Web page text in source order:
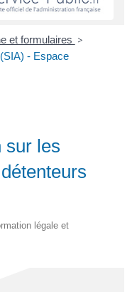
et formulaires >
- Espace
sur les
légale et